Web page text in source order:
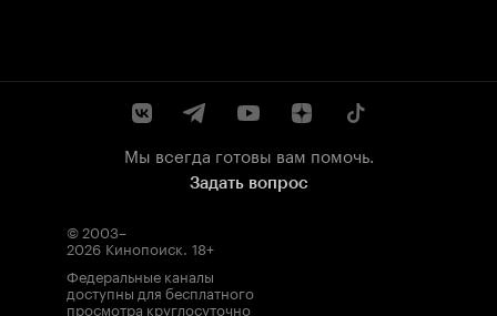
Мы всегда готовы вам помочь.
Задать вопрос
© 2003–
2026 Кинопоиск. 18+
Федеральные каналы
доступны для бесплатного
просмотра круглосуточно